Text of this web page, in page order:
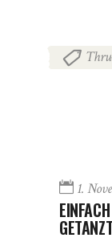
1.